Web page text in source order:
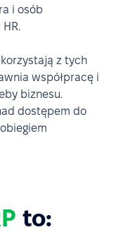
i osób
korzystają z tych
współpracę i
biznesu.
dostępem do
to: